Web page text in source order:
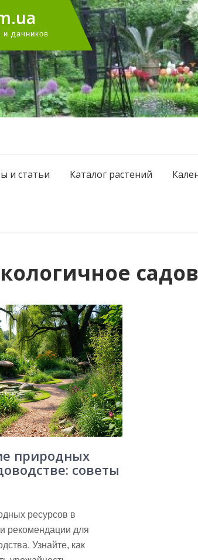
дачников
и статьи Каталог растений
природных
советы
ресурсов в
рекомендации для
Узнайте, как